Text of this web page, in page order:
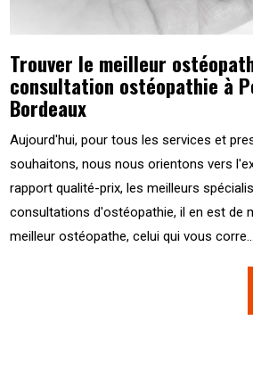
Trouver le meilleur
consultation ostéopathie à
Bordeaux
Aujourd'hui, pour tous les services et
souhaitons, nous nous orientons vers
rapport qualité-prix, les meilleurs
consultations d'ostéopathie, il en est de
meilleur ostéopathe, celui qui vous corre...